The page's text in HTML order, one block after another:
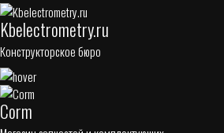
Kbelectrometry.ru
Конструкторское бюро
Corm